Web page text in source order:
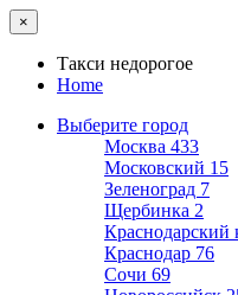
×
Такси недорогое
Home
Выберите город
Москва 433
Московский 15
Зеленоград 7
Щербинка 2
Краснодарский
Краснодар 76
Сочи 69